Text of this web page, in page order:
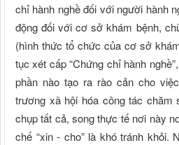
chỉ hành nghề đối với người hành
động đối với cơ sở khám bệnh,
(hình thức tổ chức của cơ sở
tục xét cấp “Chứng chỉ hành
phần nào tạo ra rào cản cho
trương xã hội hóa công tác chăm
chụp tất cả, song thực tế nơi này
chế “xin - cho” là khó tránh khỏi.